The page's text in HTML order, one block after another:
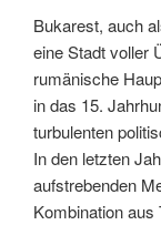
Bukarest, auch
eine Stadt voller
rumänische
in das 15.
turbulenten
In den letzten
aufstrebenden
Kombination aus